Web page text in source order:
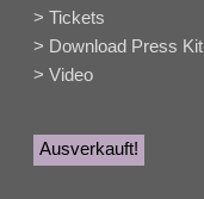
> Tickets
> Download Press Kit
> Video
Ausverkauft!